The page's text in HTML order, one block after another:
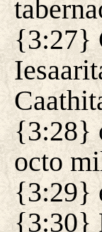
{3:27}
{3:28}
octo
{3:29}
{3:30}